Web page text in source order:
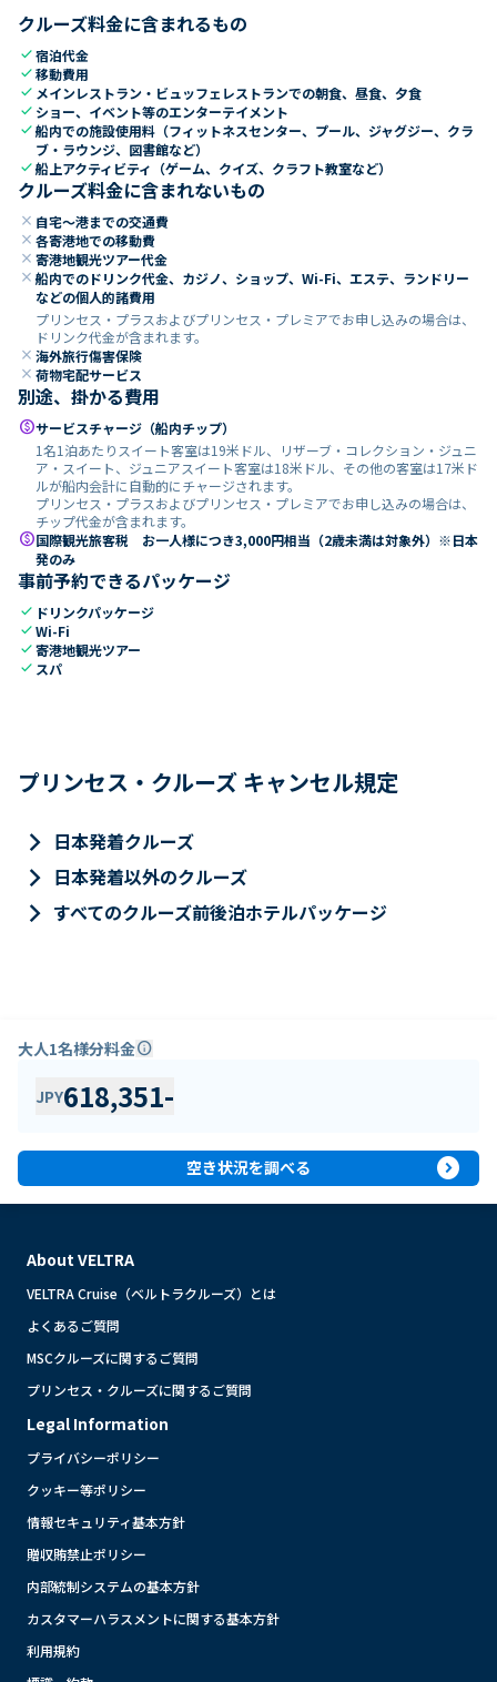
クルーズ料金に含まれるもの
check宿泊代金
check移動費用
check メインレストラン・ビュッフェレストランでの朝食、昼食、夕食
check ショー、イベント等のエンターテイメント
check船内での施設使用料（フィットネスセンター、プール、ジャグジー、クラ
ブ・ラウンジ、図書館など）
check船上アクティビティ（ゲーム、クイズ、クラフト教室など）
クルーズ料金に含まれないもの
close 自宅～港までの交通費
close 各寄港地での移動費
close 寄港地観光ツアー代金
close 船内でのドリンク代金、カジノ、ショップ、Wi-Fi、エステ、ランドリー
などの個人的諸費用
プリンセス・プラスおよびプリンセス・プレミアでお申し込みの場合は、
ドリンク代金が含まれます。
close 海外旅行傷害保険
close 荷物宅配サービス
別途、掛かる費用
paidサービスチャージ（船内チップ）
1名1泊あたりスイート客室は19米ドル、リザーブ・コレクション・ジュニ
ア・スイート、ジュニアスイート客室は18米ドル、その他の客室は17米ド
ルが船内会計に自動的にチャージされます。
プリンセス・プラスおよびプリンセス・プレミアでお申し込みの場合は、
チップ代金が含まれます。
paid国際観光旅客税 お一人様につき3,000円相当（2歳未満は対象外）※日本
発のみ
事前予約できるパッケージ
check ドリンクパッケージ
checkWi-Fi
check寄港地観光ツアー
check スパ
プリンセス・クルーズ キャンセル規定
keyboard_arrow_right 日本発着クルーズ
keyboard_arrow_right 日本発着以外のクルーズ
keyboard_arrow_right すべてのクルーズ前後泊ホテルパッケージ
大人1名様分料金info
JPY618,351-
空き状況を調べる expand_circle_right
About VELTRA
VELTRA Cruise（ベルトラクルーズ）とは
よくあるご質問
MSCクルーズに関するご質問
プリンセス・クルーズに関するご質問
Legal Information
プライバシーポリシー
クッキー等ポリシー
情報セキュリティ基本方針
贈収賄禁止ポリシー
内部統制システムの基本方針
カスタマーハラスメントに関する基本方針
利用規約